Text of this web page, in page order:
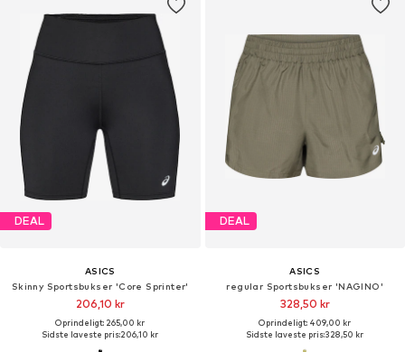
DEAL
ASICS
Skinny Sportsbukser 'Core Sprinter'
206,10 kr
Oprindeligt: 265,00 kr
Sidste laveste pris:206,10 kr
DEAL
ASICS
regular Sportsbukser 'NAGINO'
328,50 kr
Oprindeligt: 409,00 kr
Sidste laveste pris:328,50 kr